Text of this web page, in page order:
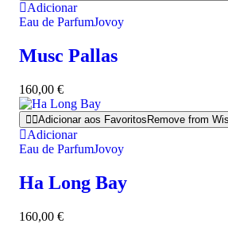
Adicionar
Eau de ParfumJovoy
Musc Pallas
160,00 €
Adicionar aos Favoritos Remove from
Adicionar
Eau de ParfumJovoy
Ha Long Bay
160,00 €